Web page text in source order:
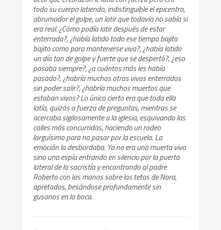
todo su cuerpo latiendo, indistinguible el epicentro,
abrumador el golpe, un latir que todavía no sabía si
era real. ¿Cómo podía latir después de estar
enterrada?, ¿había latido todo ese tiempo bajito
bajito como para mantenerse viva?, ¿había latido
un día tan de golpe y fuerte que se despertó?, ¿eso
pasaba siempre?, ¿a cuántos más les había
pasado?, ¿habría muchos otros vivos enterrados
sin poder salir?, ¿habría muchos muertos que
estaban vivos? Lo único cierto era que toda ella
latía, quizás a fuerza de preguntas, mientras se
acercaba sigilosamente a la iglesia, esquivando las
calles más concurridas, haciendo un rodeo
larguísimo para no pasar por la escuela. La
emoción la desbordaba. Ya no era una muerta viva
sino una espía entrando en silencio por la puerta
lateral de la sacristía y encontrando al padre
Roberto con las manos sobre las tetas de Nora,
apretados, besándose profundamente sin
gusanos en la boca.